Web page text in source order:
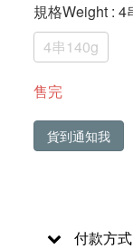
規格Weight : 4
4串140g
售完
貨到通知我
付款方式